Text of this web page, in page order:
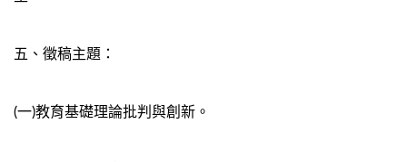
五、徵稿主題：
(一)教育基礎理論批判與創新。